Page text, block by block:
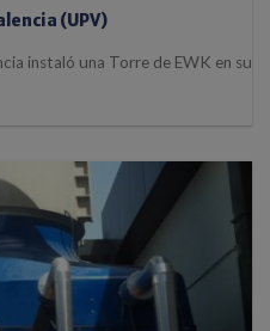
(UPV)
instaló una Torre de EWK en su